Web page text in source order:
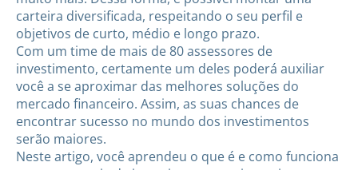
carteira diversificada, respeitando o seu perfil e
objetivos de curto, médio e longo prazo.
Com um time de mais de 80 assessores de
investimento, certamente um deles poderá auxiliar
você a se aproximar das melhores soluções do
mercado financeiro. Assim, as suas chances de
encontrar sucesso no mundo dos investimentos
serão maiores.
Neste artigo, você aprendeu o que é e como funciona